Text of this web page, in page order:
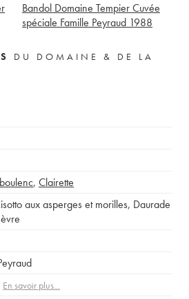
Bandol Domaine Tempier Cuvée
spéciale Famille Peyraud 1988
DU DOMAINE & DE LA
, Clairette
aux asperges et morilles, Daurade
En savoir plus...